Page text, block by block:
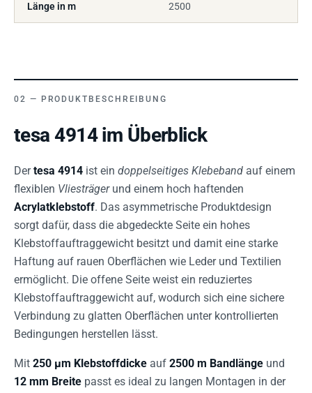
Länge in m 2500
PRODUKTBESCHREIBUNG
tesa 4914 im Überblick
Dertesa 4914 ist ein doppelseitiges Klebeband auf einem
flexiblen Vliesträgerund einem hoch haftenden
Acrylatklebstoff. Das asymmetrische Produktdesign
sorgt dafür, dass die abgedeckte Seite ein hohes
Klebstoffauftraggewicht besitzt und damit eine starke
Haftung auf rauen Oberflächen wie Leder und Textilien
ermöglicht. Die offene Seite weist ein reduziertes
Klebstoffauftraggewicht auf, wodurch sich eine sichere
Verbindung zu glatten Oberflächen unter kontrollierten
Bedingungen herstellen lässt.
Mit 250 µm Klebstoffdicke auf 2500 m Bandlänge und
12 mm Breite passt es ideal zu langen Montagen in der